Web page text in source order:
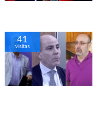
44
visitas